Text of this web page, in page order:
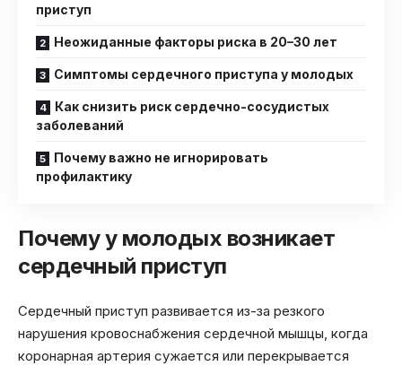
приступ
Неожиданные факторы риска в 20–30 лет
Симптомы сердечного приступа у молодых
Как снизить риск сердечно-сосудистых
заболеваний
Почему важно не игнорировать
профилактику
Почему у молодых возникает
сердечный приступ
Сердечный приступ развивается из-за резкого
нарушения кровоснабжения сердечной мышцы, когда
коронарная артерия сужается или перекрывается